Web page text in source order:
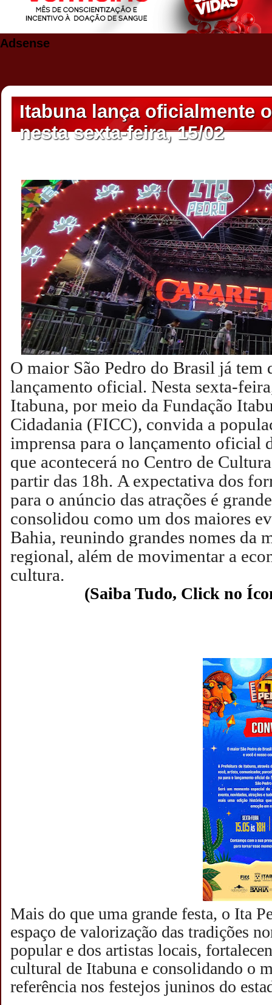
Adsense
Itabuna lança oficialmente
nesta sexta-feira, 15/02
O maior São Pedro do Brasil já tem
lançamento oficial. Nesta sexta-
Itabuna, por meio da Fundação
Cidadania (FICC), convida a
imprensa para o lançamento oficial
que acontecerá no Centro de
partir das 18h. A expectativa dos
para o anúncio das atrações é
consolidou como um dos maiores
Bahia, reunindo grandes nomes da
regional, além de movimentar a
cultura.
(Saiba Tudo, Click no
Mais do que uma grande festa, o Ita
espaço de valorização das tradições
popular e dos artistas locais,
cultural de Itabuna e consolidando o
referência nos festejos juninos do